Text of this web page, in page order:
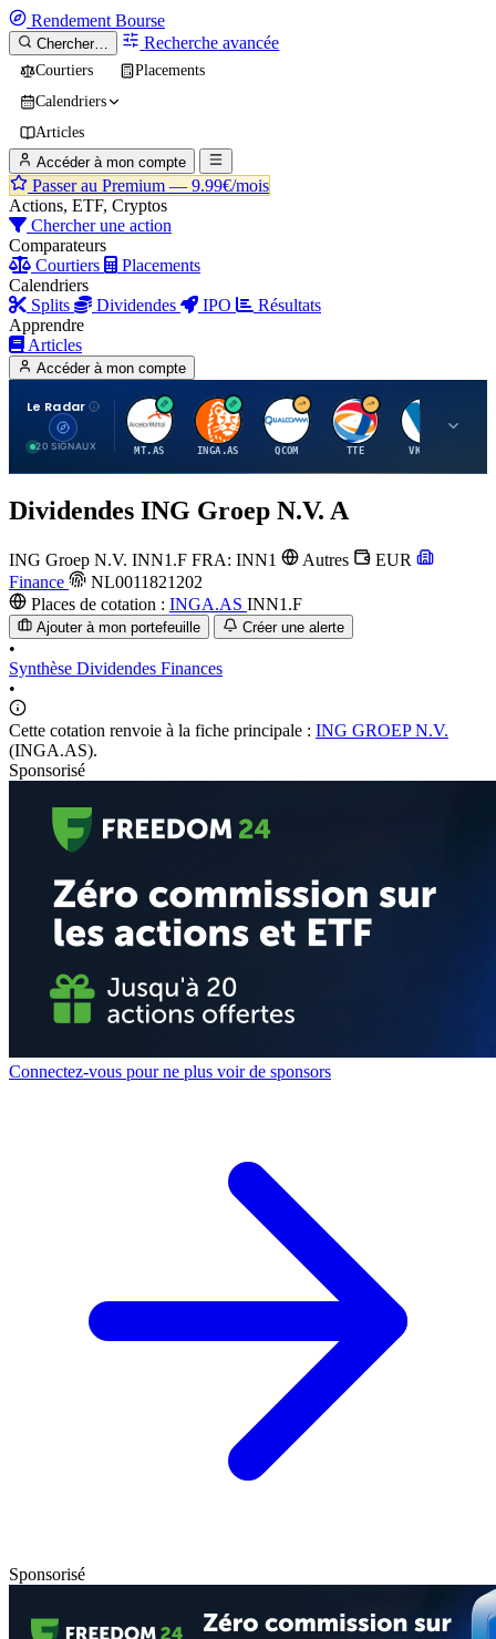
Rendement Bourse
Chercher… Recherche avancée
Courtiers
Placements
Calendriers
Articles
Accéder à mon compte
Passer au Premium — 9.99€/mois
Actions, ETF, Cryptos
Chercher une action
Comparateurs
Courtiers
Placements
Calendriers
Splits
Dividendes IPO
Résultats
Apprendre
Articles
Accéder à mon compte
Le Radar
20 SIGNAUX
A
MT.AS
I
INGA.AS
Q
QCOM
T
TTE VK.PA
Dividendes ING Groep N.V. A
ING Groep N.V. INN1.F FRA: INN1 Autres
EUR
Finance
NL0011821202
Places de cotation : INGA.AS INN1.F
Ajouter à mon portefeuille Créer une alerte
•
Synthèse Dividendes Finances
•
Cette cotation renvoie à la fiche principale : ING GROEP N.V.
(INGA.AS).
Sponsorisé
Connectez-vous pour ne plus voir de sponsors
Sponsorisé